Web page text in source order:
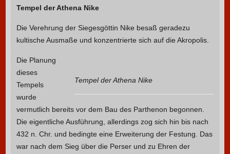
Tempel der Athena Nike
Die Verehrung der Siegesgöttin Nike besaß geradezu
kultische Ausmaße und konzentrierte sich auf die Akropolis.
Tempel der Athena Nike
Die Planung
dieses
Tempels
wurde
vermutlich bereits vor dem Bau des Parthenon begonnen.
Die eigentliche Ausführung, allerdings zog sich hin bis nach
432 n. Chr. und bedingte eine Erweiterung der Festung. Das
war nach dem Sieg über die Perser und zu Ehren der